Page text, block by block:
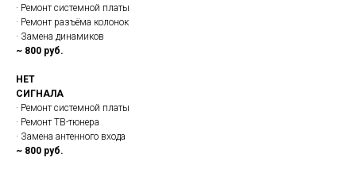
· Ремонт системной платы
· Ремонт разъёма колонок
· Замена динамиков
~ 800 руб.
НЕТ
СИГНАЛА
· Ремонт системной платы
· Ремонт ТВ-тюнера
· Замена антенного входа
~ 800 руб.